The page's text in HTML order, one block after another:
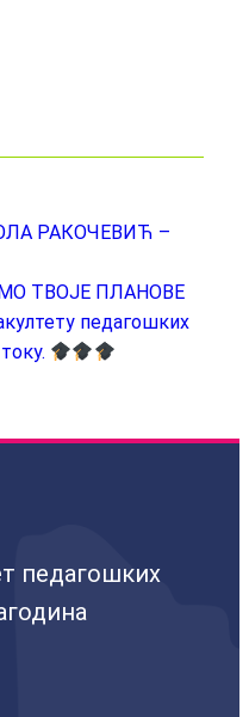
РАКОЧЕВИЋ –
ТВОЈЕ ПЛАНОВЕ
педагошких
педагошких